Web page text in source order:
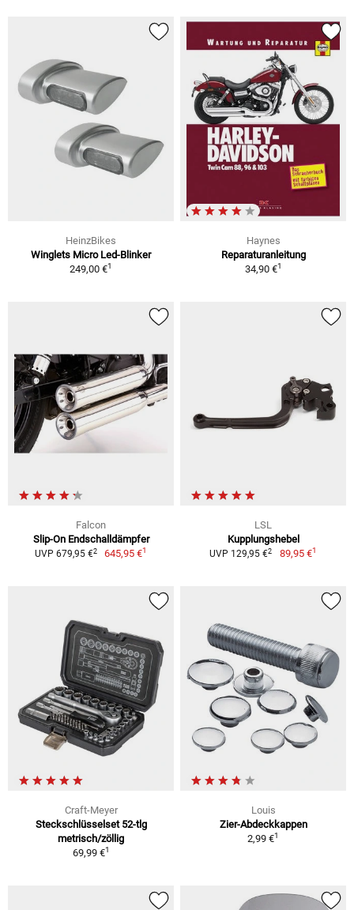
HeinzBikes
Winglets Micro Led-Blinker
249,00 €1
Haynes
Reparaturanleitung
34,90 €1
Falcon
Slip-On Endschalldämpfer
UVP 679,95 €2 645,95 €1
LSL
Kupplungshebel
UVP 129,95 €2 89,95 €1
Craft-Meyer
Steckschlüsselset 52-tlg
metrisch/zöllig
69,99 €1
Louis
Zier-Abdeckkappen
2,99 €1